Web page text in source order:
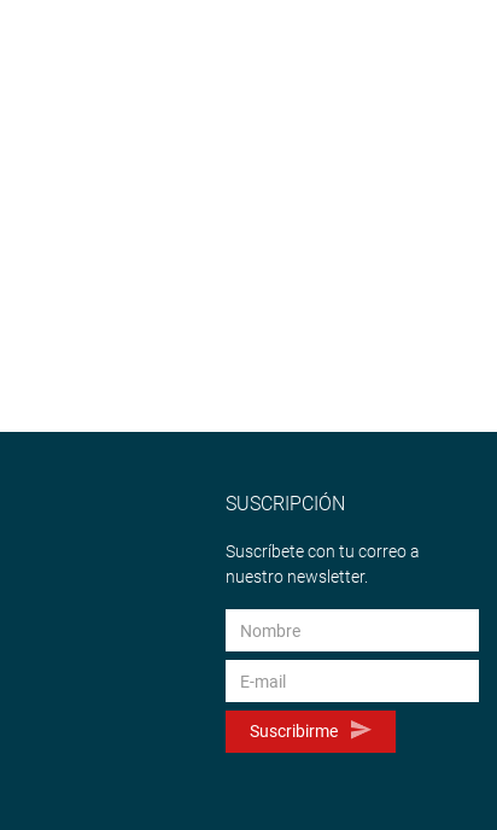
SUSCRIPCIÓN
Suscríbete con tu correo a
nuestro newsletter.
Suscribirme